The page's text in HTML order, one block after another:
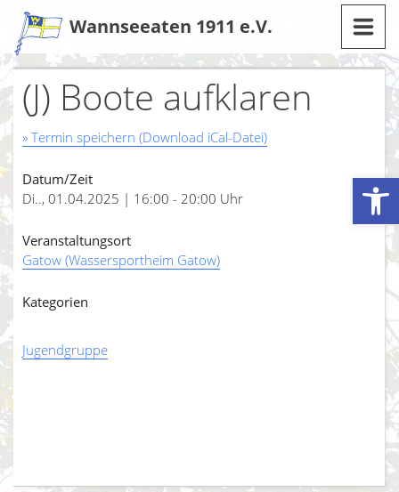
Werkzeugleiste öffnen
Zum
Inhalt
Wannseeaten 1911 e.V.
(J) Boote aufklaren
» Termin speichern (Download iCal-Datei)
Datum/Zeit
Di.., 01.04.2025 | 16:00 - 20:00 Uhr
Veranstaltungsort
Gatow (Wassersportheim Gatow)
Kategorien
Jugendgruppe